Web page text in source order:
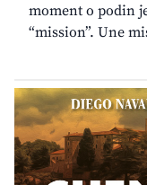
moment o podin
“mission”. Une